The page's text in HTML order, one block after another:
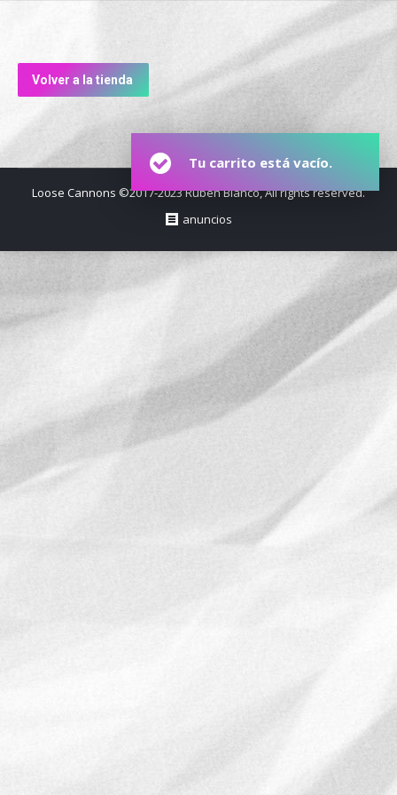
Tu carrito está vacío.
Volver a la tienda
Loose Cannons ©2017-2023 Rubén Blanco, All rights reserved.
anuncios